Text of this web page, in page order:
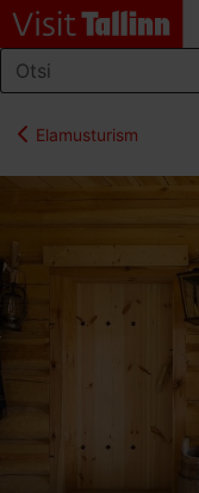
Elamusturism